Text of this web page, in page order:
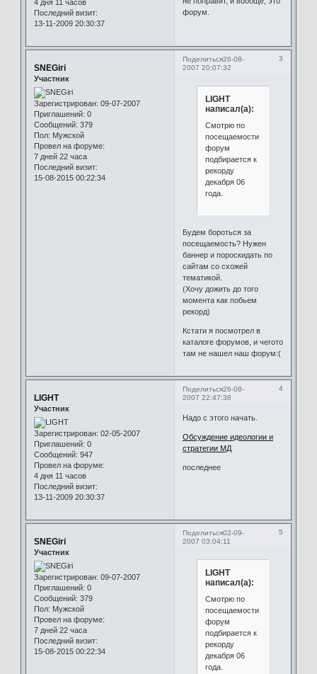
4 дня 11 часов
Последний визит:
13-11-2009 20:30:37
форум.
Поделиться 3
26-08-
2007 20:07:32
SNEGiri
Участник
Зарегистрирован: 09-07-2007
Приглашений: 0
Сообщений: 379
Пол: Мужской
Провел на форуме:
7 дней 22 часа
Последний визит:
15-08-2015 00:22:34
LIGHT
написал(а):
Смотрю по
посещаемости
форум
подбирается к
рекорду
декабря 06
года.
Будем бороться за
посещаемость? Нужен
баннер и пороскидать по
сайтам со схожей
тематикой.
(Хочу дожить до того
момента как побьем
рекорд)
Кстати я посмотрел в
каталоге форумов, и чегото
там не нашел наш форум:(
Поделиться 4
26-08-
2007 22:47:38
LIGHT
Участник
Зарегистрирован: 02-05-2007
Приглашений: 0
Сообщений: 947
Провел на форуме:
4 дня 11 часов
Последний визит:
13-11-2009 20:30:37
Надо с этого начать.
Обсуждение идеологии и
стратегии МД
последнее
Поделиться 5
02-09-
2007 03:04:11
SNEGiri
Участник
Зарегистрирован: 09-07-2007
Приглашений: 0
Сообщений: 379
Пол: Мужской
Провел на форуме:
7 дней 22 часа
Последний визит:
15-08-2015 00:22:34
LIGHT
написал(а):
Смотрю по
посещаемости
форум
подбирается к
рекорду
декабря 06
года.